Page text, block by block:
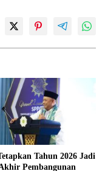
Tahun 2026 Jadi
Pembangunan